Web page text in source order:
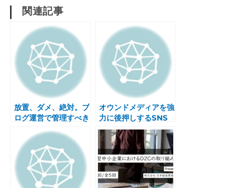
関連記事
放置、ダメ、絶対。ブ
ログ運営で管理すべき
オウンドメディアを強
力に後押しするSNS
の使い方